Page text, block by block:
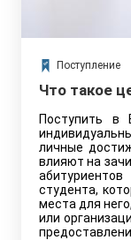
Поступление
Что такое
Поступить
личные
влияют на
студента,
места для
или